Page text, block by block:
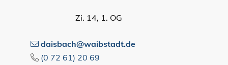
Zi. 14, 1. OG
daisbach@waibstadt.de
(0 72 61) 20 69